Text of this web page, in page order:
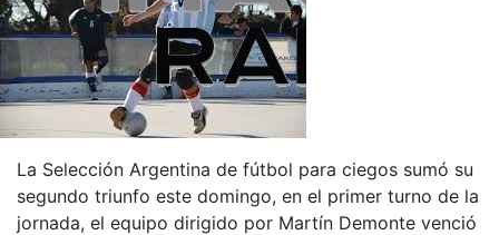
La Selección Argentina de fútbol para ciegos sumó su
segundo triunfo este domingo, en el primer turno de la
jornada, el equipo dirigido por Martín Demonte venció